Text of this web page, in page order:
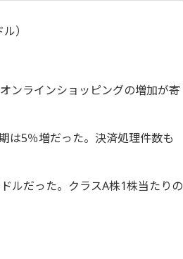
）
ンラインショッピングの増加が寄
は5％増だった。決済処理件数も
ルだった。クラスA株1株当たりの